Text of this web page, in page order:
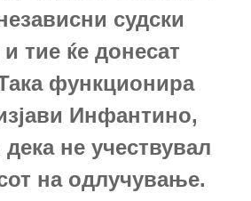
судски
тие ќе донесат
функционира
Инфантино,
дека не учествувал
на одлучување.